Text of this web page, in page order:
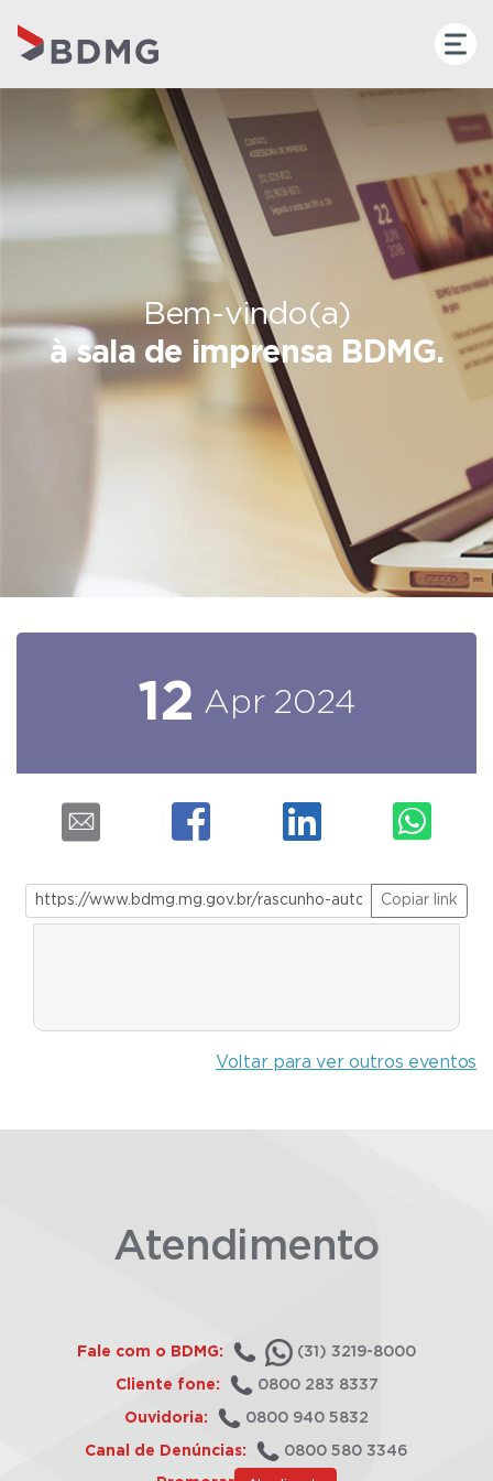
Bem-vindo(a)
à sala de imprensa BDMG.
12 Apr 2024
Copiar link
Voltar para ver outros eventos
Atendimento
Fale com o BDMG: (31) 3219-8000
Cliente fone: 0800 283 8337
Ouvidoria: 0800 940 5832
Canal de Denúncias: 0800 580 3346